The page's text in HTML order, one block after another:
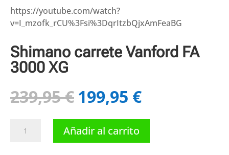
https://youtube.com/watch?
v=I_mzofk_rCU%3Fsi%3DqrItzbQjxAmFeaBG
Shimano carrete Vanford FA
3000 XG
239,95€ El
precio
original
era:
239,95 €.
199,95 €El
precio
actual
199,95 €.
carrete
Añadir al carrito